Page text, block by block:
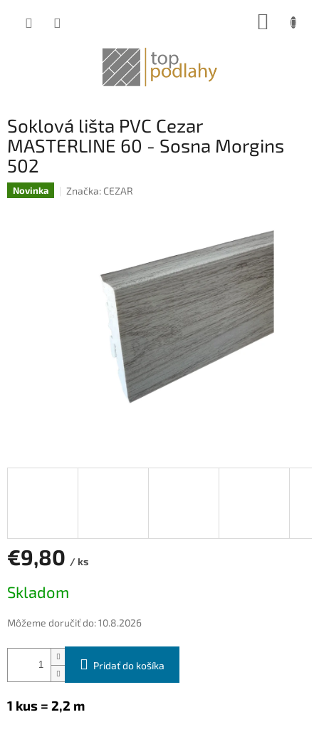
Soklová lišta PVC Cezar
MASTERLINE 60 - Sosna Morgins
502
Novinka Značka: CEZAR
€9,80 / ks
cena:
Skladom
Môžeme doručiť do:10.8.2026
Pridať do košíka
1 kus = 2,2 m